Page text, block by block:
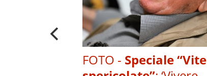
FOTO - Speciale “Vite